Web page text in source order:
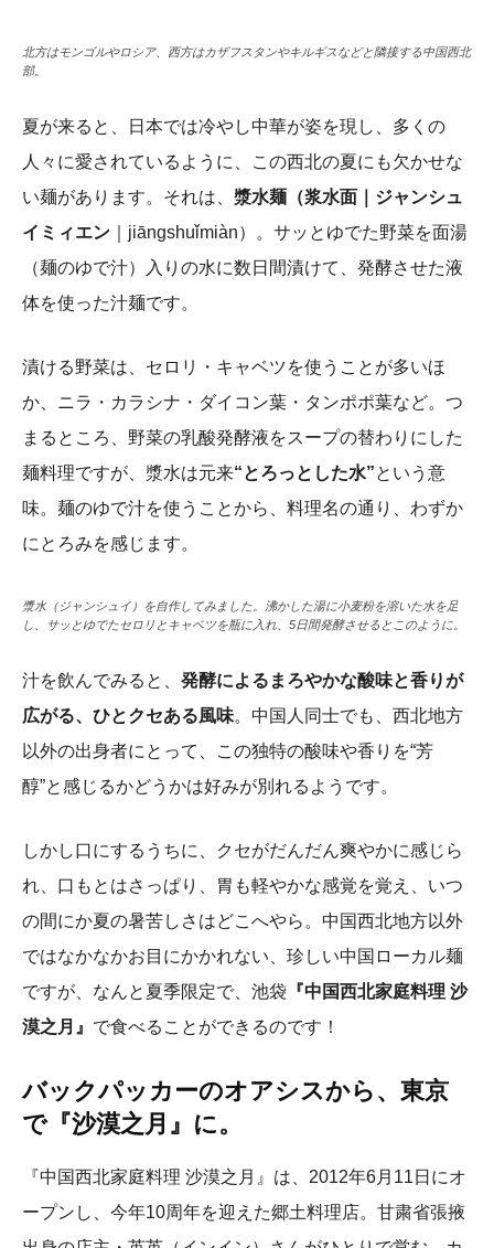
北方はモンゴルやロシア、西方はカザフスタンやキルギスなどと隣接する中国西北
部。
夏が来ると、日本では冷やし中華が姿を現し、多くの
人々に愛されているように、この西北の夏にも欠かせな
い麺があります。それは、 漿水麺（浆水面｜ジャンシュ
イミィエン ｜jiāngshuǐmiàn）。サッとゆでた野菜を面湯
（麺のゆで汁）入りの水に数日間漬けて、発酵させた液
体を使った汁麺です。
漬ける野菜は、セロリ・キャベツを使うことが多いほ
か、ニラ・カラシナ・ダイコン葉・タンポポ葉など。つ
まるところ、野菜の乳酸発酵液をスープの替わりにした
麺料理ですが、漿水は元来“とろっとした水”という意
味。麺のゆで汁を使うことから、料理名の通り、わずか
にとろみを感じます。
漿水（ジャンシュイ）を自作してみました。沸かした湯に小麦粉を溶いた水を足
し、サッとゆでたセロリとキャベツを瓶に入れ、5日間発酵させるとこのように。
汁を飲んでみると、 発酵によるまろやかな酸味と香りが
広がる、ひとクセある風味。中国人同士でも、西北地方
以外の出身者にとって、この独特の酸味や香りを“芳
醇”と感じるかどうかは好みが別れるようです。
しかし口にするうちに、クセがだんだん爽やかに感じら
れ、口もとはさっぱり、胃も軽やかな感覚を覚え、いつ
の間にか夏の暑苦しさはどこへやら。中国西北地方以外
ではなかなかお目にかかれない、珍しい中国ローカル麺
ですが、なんと夏季限定で、池袋 『中国西北家庭料理 沙
漠之月』 で食べることができるのです！
バックパッカーのオアシスから、東京
で『沙漠之月』に。
『中国西北家庭料理 沙漠之月』は、2012年6月11日にオ
ープンし、今年10周年を迎えた郷土料理店。甘粛省張掖